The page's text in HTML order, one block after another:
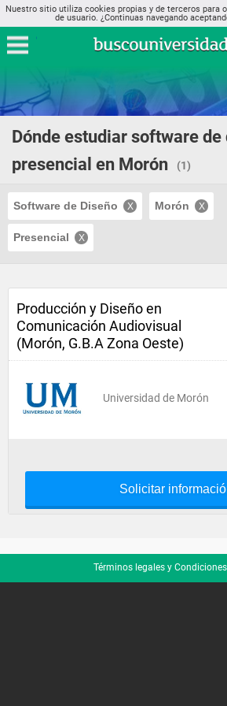
Nuestro sitio utiliza cookies propias y de terceros para
de usuario. ¿Continuas navegando
Dónde estudiar software de
presencial en Morón
(1)
Software de Diseño Morón
Presencial
Producción y Diseño en
Comunicación Audiovisual
(Morón, G.B.A Zona Oeste)
Universidad de Morón
Solicitar
Términos legales y